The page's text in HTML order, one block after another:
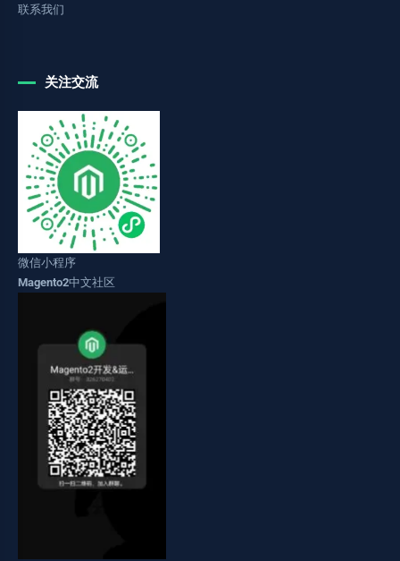
联系我们
关注交流
微信小程序
Magento2中文社区